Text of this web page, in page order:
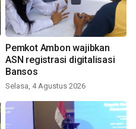
Pemkot Ambon wajibkan
ASN registrasi digitalisasi
Bansos
Selasa, 4 Agustus 2026